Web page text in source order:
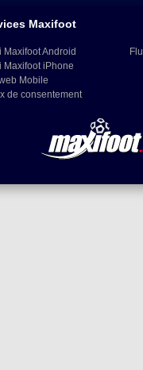
Maxifoot
Maxifoot Android
Maxifoot iPhone
Mobile
de consentement